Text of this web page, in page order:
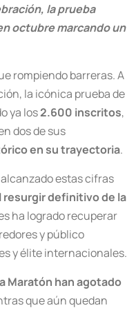
la prueba
octubre marcando un
rompiendo barreras. A
la icónica prueba de
ya los2.600 inscritos,
dos de sus
en su trayectoria.
estas cifras
resurgir definitivo de la
ha logrado recuperar
y público
y élite internacionales.
Maratón han agotado
que aún quedan